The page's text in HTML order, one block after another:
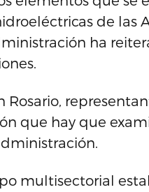
de las
ha
Rosario,
que hay que
multisectorial